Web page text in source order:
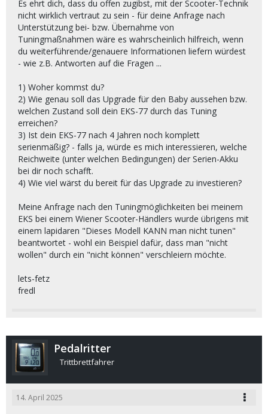
Es ehrt dich, dass du offen zugibst, mit der Scooter-Technik
nicht wirklich vertraut zu sein - für deine Anfrage nach
Unterstützung bei- bzw. Übernahme von
Tuningmaßnahmen wäre es wahrscheinlich hilfreich, wenn
du weiterführende/genauere Informationen liefern würdest
- wie z.B. Antworten auf die Fragen ...
1) Woher kommst du?
2) Wie genau soll das Upgrade für den Baby aussehen bzw.
welchen Zustand soll dein EKS-77 durch das Tuning
erreichen?
3) Ist dein EKS-77 nach 4 Jahren noch komplett
serienmäßig? - falls ja, würde es mich interessieren, welche
Reichweite (unter welchen Bedingungen) der Serien-Akku
bei dir noch schafft.
4) Wie viel wärst du bereit für das Upgrade zu investieren?
Meine Anfrage nach den Tuningmöglichkeiten bei meinem
EKS bei einem Wiener Scooter-Händlers wurde übrigens mit
einem lapidaren "Dieses Modell KANN man nicht tunen"
beantwortet - wohl ein Beispiel dafür, dass man "nicht
wollen" durch ein "nicht können" verschleiern möchte.
lets-fetz
fredl
Pedalritter
Trittbrettfahrer
14. April 2025